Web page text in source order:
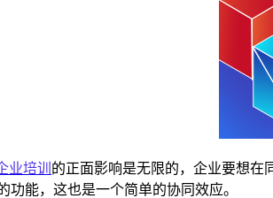
业培训 的正面影响是无限的，企业要想在
功能，这也是一个简单的协同效应。